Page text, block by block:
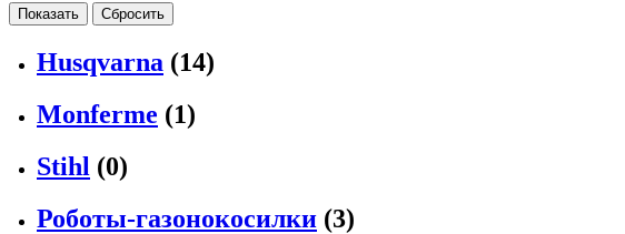
Husqvarna (14)
Monferme (1)
Stihl (0)
Роботы-газонокосилки (3)